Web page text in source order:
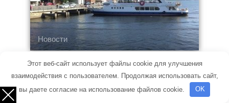
Новости
Через волну до Кронштадта: как
добраться по воде, чтобы
путешествие получилось
простым и приятным
Этот веб-сайт использует файлы cookie для улучшения
взаимодействия с пользователем. Продолжая использовать сайт,
вы даете согласие на использование файлов cookie.
OK